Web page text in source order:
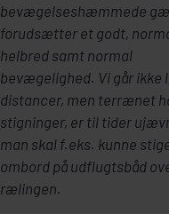
bevægelseshæmmede
forudsætter et godt,
helbred samt normal
bevægelighed. Vi går ikke
distancer, men terrænet
stigninger, er til tider
man skal f.eks. kunne
ombord på udflugtsbåd
rælingen.